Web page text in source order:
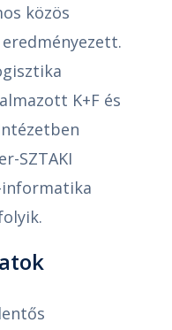
közös
K+F és
SZTAKI
informatika